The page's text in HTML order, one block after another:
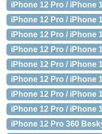
iPhone 12 Pro / iPhone
iPhone 12 Pro / iPhone
iPhone 12 Pro / iPhone
iPhone 12 Pro / iPhone
iPhone 12 Pro / iPhone
iPhone 12 Pro / iPhone
iPhone 12 Pro / iPhone
iPhone 12 Pro / iPhone
iPhone 12 Pro 360